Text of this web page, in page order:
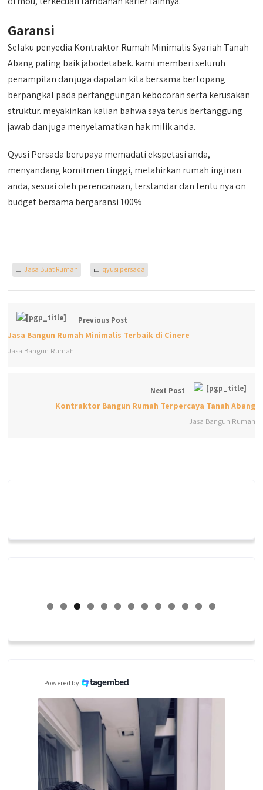
Garansi
Selaku penyedia Kontraktor Rumah Minimalis Syariah Tanah
Abang paling baik jabodetabek. kami memberi seluruh
penampilan dan juga dapatan kita bersama bertopang
berpangkal pada pertanggungan kebocoran serta kerusakan
struktur. meyakinkan kalian bahwa saya terus bertanggung
jawab dan juga menyelamatkan hak milik anda.
Qyusi Persada berupaya memadati ekspetasi anda,
menyandang komitmen tinggi, melahirkan rumah inginan
anda, sesuai oleh perencanaan, terstandar dan tentu nya on
budget bersama bergaransi 100%
Jasa Buat Rumah qyusi persada
Previous Post
Jasa Bangun Rumah Minimalis Terbaik di Cinere
Jasa Bangun Rumah
Next Post
Kontraktor Bangun Rumah Terpercaya Tanah Abang
Jasa Bangun Rumah
Powered by